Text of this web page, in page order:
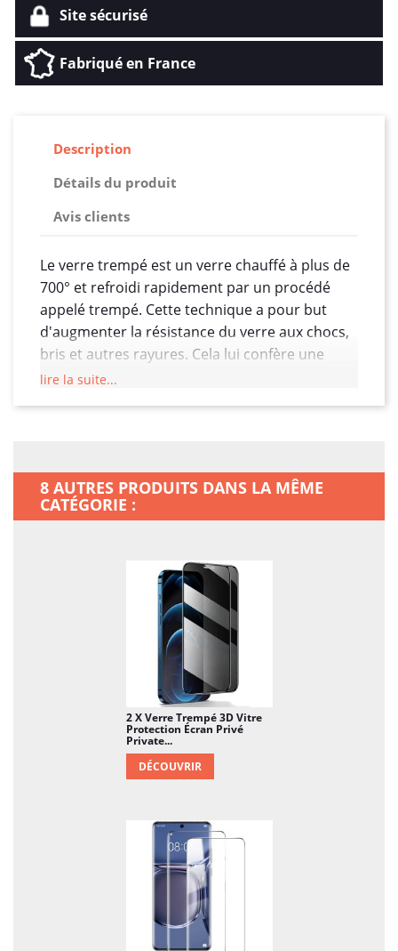
Site sécurisé
Fabriqué en France
Description
Détails du produit
Avis clients
Le verre trempé est un verre chauffé à plus de
700° et refroidi rapidement par un procédé
appelé trempé. Cette technique a pour but
d'augmenter la résistance du verre aux chocs,
bris et autres rayures. Cela lui confère une
résistance 5 fois supérieure au verre
considéré comme un verre de sécurité et peut
être utilisé pour certaines applications comme
ou encore le mobilier urbain, les parois
intérieures, les portes et fenêtres dans les lieux
lire la suite...
8 AUTRES PRODUITS DANS LA MÊME
CATÉGORIE :
2 X Verre Trempé 3D Vitre
Protection Écran Privé
Private...
DÉCOUVRIR